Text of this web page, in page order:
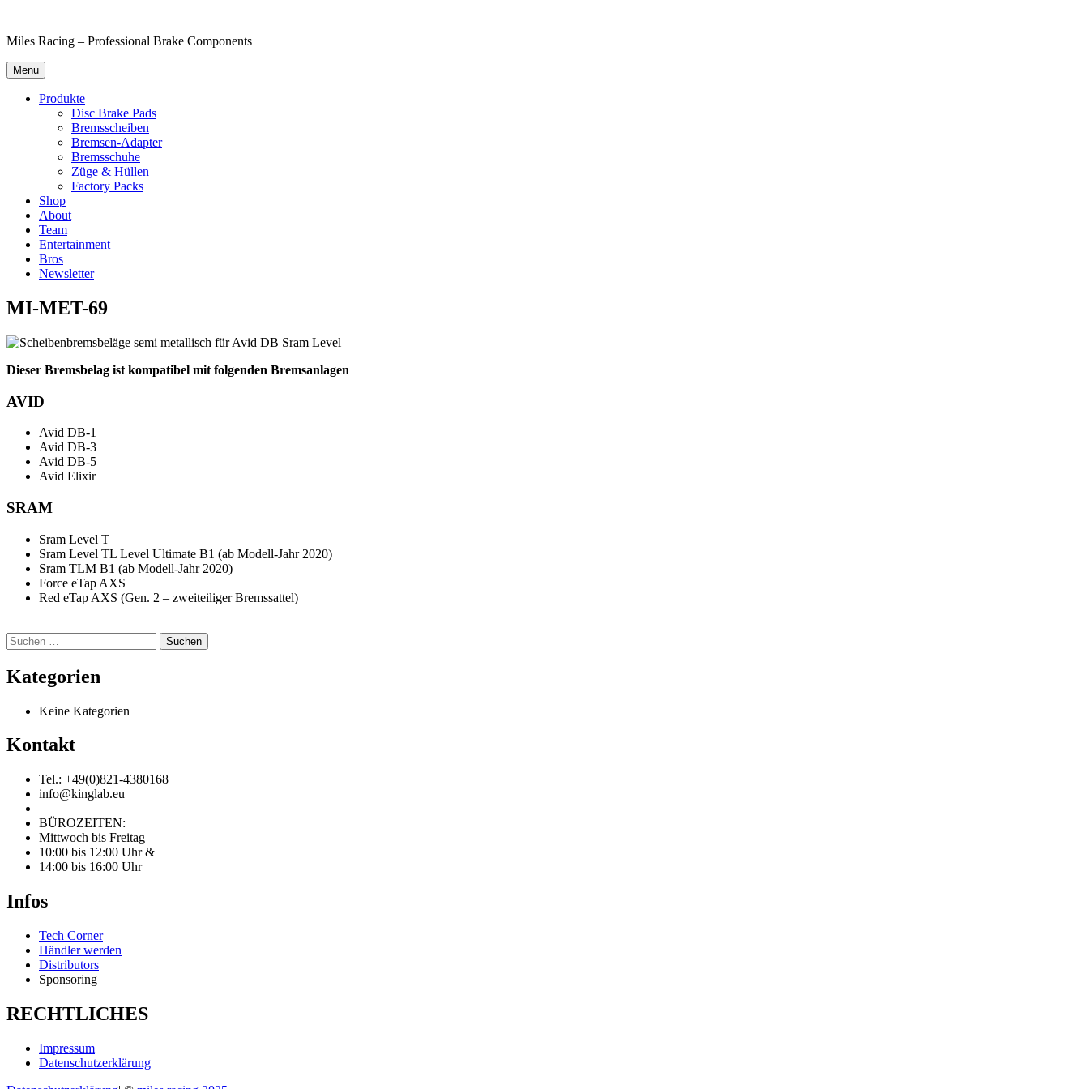
content
Miles Racing – Professional Brake Components
Menu
Produkte
Disc Brake Pads
Bremsscheiben
Bremsen-Adapter
Bremsschuhe
Züge & Hüllen
Factory Packs
Shop
About
Team
Entertainment
Bros
Newsletter
MI-MET-69
Dieser Bremsbelag ist kompatibel mit folgenden Bremsanlagen
AVID
Avid DB-1
Avid DB-3
Avid DB-5
Avid Elixir
SRAM
Sram Level T
Sram Level TL Level Ultimate B1 (ab Modell-Jahr 2020)
Sram TLM B1 (ab Modell-Jahr 2020)
Force eTap AXS
Red eTap AXS (Gen. 2 – zweiteiliger Bremssattel)
Suchen
nach:
Kategorien
Keine Kategorien
Kontakt
Tel.: +49(0)821-4380168
info@kinglab.eu
BÜROZEITEN:
Mittwoch bis Freitag
10:00 bis 12:00 Uhr &
14:00 bis 16:00 Uhr
Infos
Tech Corner
Händler werden
Distributors
Sponsoring
RECHTLICHES
Impressum
Datenschutzerklärung